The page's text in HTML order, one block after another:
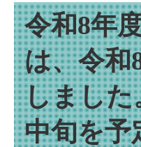
令和8年
は、令和
しました
中旬を予